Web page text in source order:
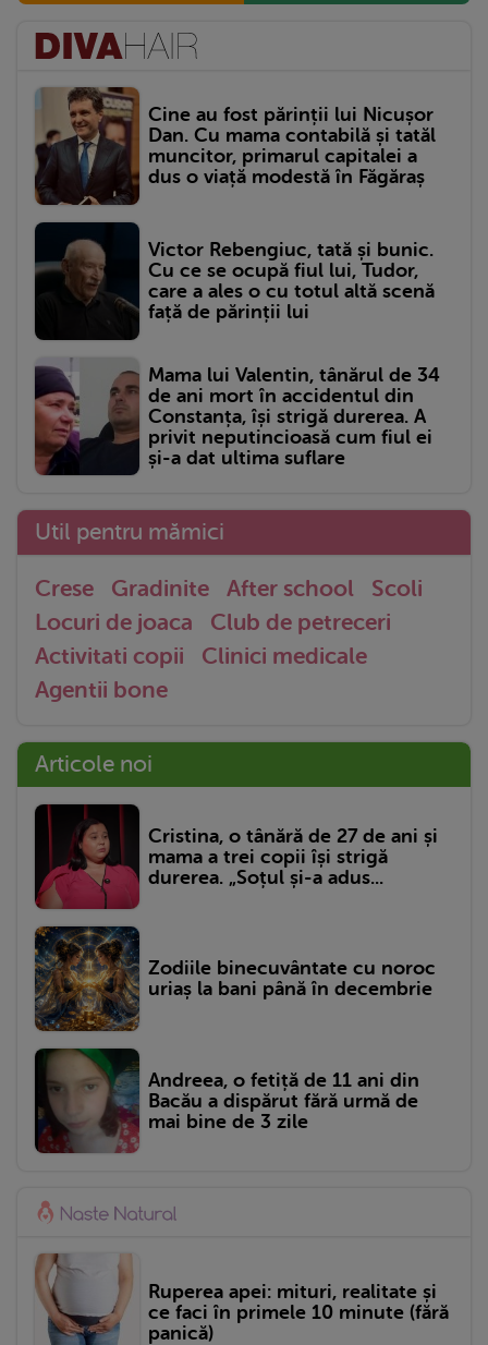
Cine au fost părinții lui Nicușor
Dan. Cu mama contabilă și tatăl
muncitor, primarul capitalei a
dus o viață modestă în Făgăraș
Victor Rebengiuc, tată și bunic.
Cu ce se ocupă fiul lui, Tudor,
care a ales o cu totul altă scenă
față de părinții lui
Mama lui Valentin, tânărul de 34
de ani mort în accidentul din
Constanța, își strigă durerea. A
privit neputincioasă cum fiul ei
și-a dat ultima suflare
Util pentru mămici
Crese Gradinite After school
Scoli
Locuri de joaca
Club de petreceri
Activitati copii
Clinici medicale
Agentii bone
Articole noi
Cristina, o tânără de 27 de ani și
mama a trei copii își strigă
durerea. „Soțul și-a adus...
Zodiile binecuvântate cu noroc
uriaș la bani până în decembrie
Andreea, o fetiță de 11 ani din
Bacău a dispărut fără urmă de
mai bine de 3 zile
Ruperea apei: mituri, realitate și
ce faci în primele 10 minute (fără
panică)